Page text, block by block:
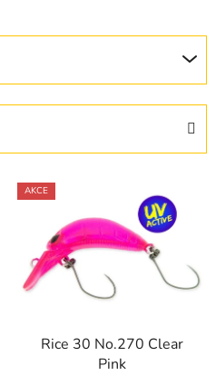
AKCE
Rice 30 No.270 Clear
Pink